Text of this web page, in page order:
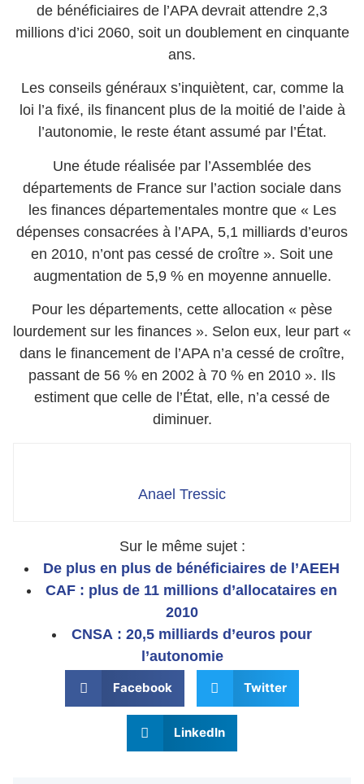
de bénéficiaires de l’APA devrait attendre 2,3
millions d’ici 2060, soit un doublement en cinquante
ans.
Les conseils généraux s’inquiètent, car, comme la
loi l’a fixé, ils financent plus de la moitié de l’aide à
l’autonomie, le reste étant assumé par l’État.
Une étude réalisée par l’Assemblée des
départements de France sur l’action sociale dans
les finances départementales montre que « Les
dépenses consacrées à l’APA, 5,1 milliards d’euros
en 2010, n’ont pas cessé de croître ». Soit une
augmentation de 5,9 % en moyenne annuelle.
Pour les départements, cette allocation « pèse
lourdement sur les finances ». Selon eux, leur part «
dans le financement de l’APA n’a cessé de croître,
passant de 56 % en 2002 à 70 % en 2010 ». Ils
estiment que celle de l’État, elle, n’a cessé de
diminuer.
Anael Tressic
Sur le même sujet :
De plus en plus de bénéficiaires de l’AEEH
CAF : plus de 11 millions d’allocataires en
2010
CNSA : 20,5 milliards d’euros pour
l’autonomie
Facebook Twitter
LinkedIn